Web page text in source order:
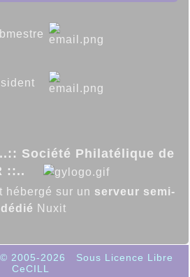
..:: Société Philatélique de
::..
hébergé sur un serveur semi-
dédié Nuxit
© 2005-2026
Sous Licence Libre
CeCILL